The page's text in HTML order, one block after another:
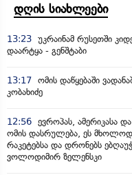
დღის სიახლეები
13:23 უკრაინამ რუსეთში
დაარტყა - გენშტაბი
13:17 ომის დაწყებაში
კობახიძე
12:56 ევროპას, ამერიკასა
ომის დასრულება, ეს მხოლოდ
რაკეტებსა და დრონებს
ვოლოდიმირ ზელენსკი